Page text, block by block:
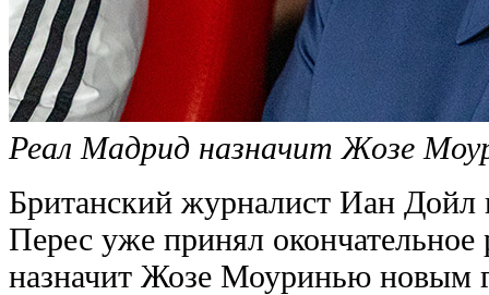
Реал Мадрид назначит Жозе
Британский журналист Иан Дойл
Перес уже принял
назначит Жозе Моуринью новым